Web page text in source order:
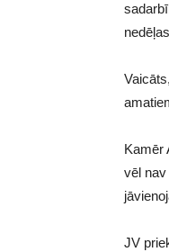
Kamēr
vēl
JV